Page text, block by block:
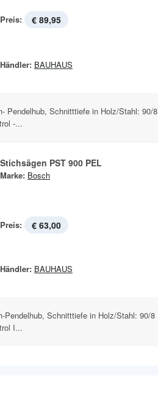
Preis: € 89,95
Händler: BAUHAUS
Pendelhub, Schnitttiefe in Holz/Stahl: 90/8
-...
Stichsägen PST 900 PEL
Marke: Bosch
Preis: € 63,00
Händler: BAUHAUS
Pendelhub, Schnitttiefe in Holz/Stahl: 90/8
I...